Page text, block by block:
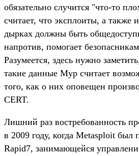
обязательно случится "что-то
считает, что эксплоиты, а также
дырках должны быть
напротив, помогает
Разумеется, здесь нужно
такие данные Мур считает
того, как о них оповещен
CERT.
Лишний раз востребованность
в 2009 году, когда Metasploit был
Rapid7, занимающейся